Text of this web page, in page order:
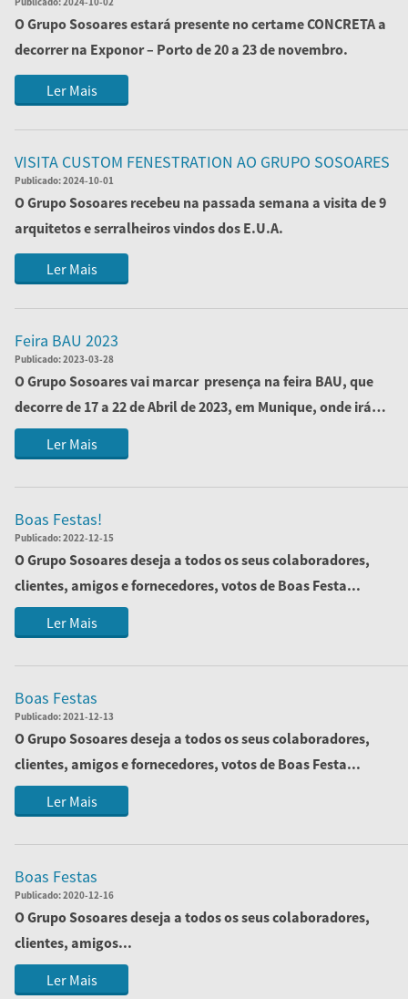
O Grupo Sosoares estará presente no certame CONCRETA a
decorrer na Exponor – Porto de 20 a 23 de novembro.
Convidamo-lo a v...
Ler Mais
VISITA CUSTOM FENESTRATION AO GRUPO SOSOARES
Publicado:2024-10-01
O Grupo Sosoares recebeu na passada semana a visita de 9
arquitetos e serralheiros vindos dos E.U.A.
A tour, organizada pelo nosso parce...
Ler Mais
Feira BAU 2023
Publicado:2023-03-28
O Grupo Sosoares vai marcar presença na feira BAU, que
decorre de 17 a 22 de Abril de 2023, em Munique, onde irá
apresentar a...
Ler Mais
Boas Festas!
Publicado:2022-12-15
O Grupo Sosoares deseja a todos os seus colaboradores,
clientes, amigos e fornecedores, votos de Boas Festa...
Ler Mais
Boas Festas
Publicado:2021-12-13
O Grupo Sosoares deseja a todos os seus colaboradores,
clientes, amigos e fornecedores, votos de Boas Festa...
Ler Mais
Boas Festas
Publicado:2020-12-16
O Grupo Sosoares deseja a todos os seus colaboradores,
clientes, amigos...
Ler Mais